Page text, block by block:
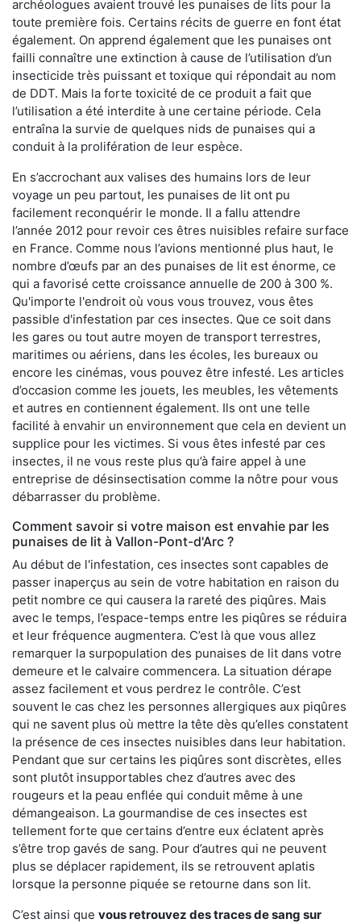
archéologues avaient trouvé les punaises de lits pour la
toute première fois. Certains récits de guerre en font état
également. On apprend également que les punaises ont
failli connaître une extinction à cause de l’utilisation d’un
insecticide très puissant et toxique qui répondait au nom
de DDT. Mais la forte toxicité de ce produit a fait que
l’utilisation a été interdite à une certaine période. Cela
entraîna la survie de quelques nids de punaises qui a
conduit à la prolifération de leur espèce.
En s’accrochant aux valises des humains lors de leur
voyage un peu partout, les punaises de lit ont pu
facilement reconquérir le monde. Il a fallu attendre
l’année 2012 pour revoir ces êtres nuisibles refaire surface
en France. Comme nous l’avions mentionné plus haut, le
nombre d’œufs par an des punaises de lit est énorme, ce
qui a favorisé cette croissance annuelle de 200 à 300 %.
Qu'importe l'endroit où vous vous trouvez, vous êtes
passible d'infestation par ces insectes. Que ce soit dans
les gares ou tout autre moyen de transport terrestres,
maritimes ou aériens, dans les écoles, les bureaux ou
encore les cinémas, vous pouvez être infesté. Les articles
d’occasion comme les jouets, les meubles, les vêtements
et autres en contiennent également. Ils ont une telle
facilité à envahir un environnement que cela en devient un
supplice pour les victimes. Si vous êtes infesté par ces
insectes, il ne vous reste plus qu’à faire appel à une
entreprise de désinsectisation comme la nôtre pour vous
débarrasser du problème.
Comment savoir si votre maison est envahie par les
punaises de lit à Vallon-Pont-d'Arc ?
Au début de l'infestation, ces insectes sont capables de
passer inaperçus au sein de votre habitation en raison du
petit nombre ce qui causera la rareté des piqûres. Mais
avec le temps, l’espace-temps entre les piqûres se réduira
et leur fréquence augmentera. C’est là que vous allez
remarquer la surpopulation des punaises de lit dans votre
demeure et le calvaire commencera. La situation dérape
assez facilement et vous perdrez le contrôle. C’est
souvent le cas chez les personnes allergiques aux piqûres
qui ne savent plus où mettre la tête dès qu’elles constatent
la présence de ces insectes nuisibles dans leur habitation.
Pendant que sur certains les piqûres sont discrètes, elles
sont plutôt insupportables chez d’autres avec des
rougeurs et la peau enflée qui conduit même à une
démangeaison. La gourmandise de ces insectes est
tellement forte que certains d’entre eux éclatent après
s’être trop gavés de sang. Pour d’autres qui ne peuvent
plus se déplacer rapidement, ils se retrouvent aplatis
lorsque la personne piquée se retourne dans son lit.
C’est ainsi que vous retrouvez des traces de sang sur